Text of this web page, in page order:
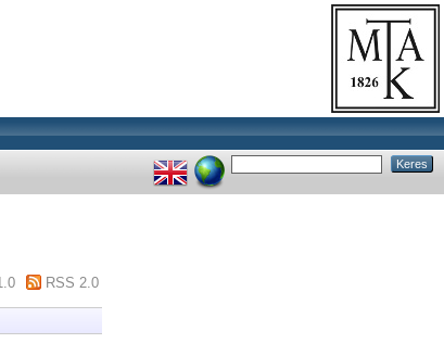
RSS 2.0